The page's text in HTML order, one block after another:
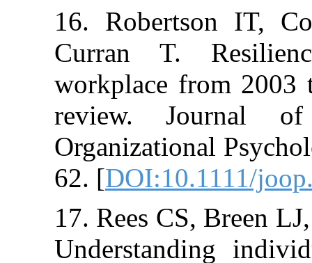
16.
Curran T.
workplace
review.
Organizational
62. [
17. Rees CS,